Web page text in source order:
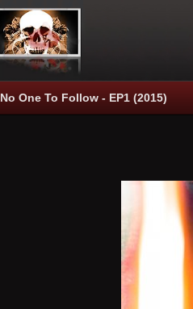
No One To Follow - EP1 (2015)